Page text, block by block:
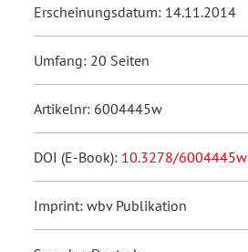
Erscheinungsdatum: 14.11.2014
Umfang: 20 Seiten
Artikelnr: 6004445w
DOI (E-Book): 10.3278/6004445w
Imprint: wbv Publikation